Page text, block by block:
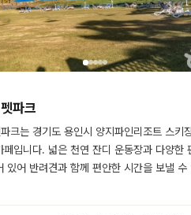
파크
크는 경기도 용인시 양지파인리조트 스키
페입니다. 넓은 천연 잔디 운동장과 다양한
있어 반려견과 함께 편안한 시간을 보낼 수